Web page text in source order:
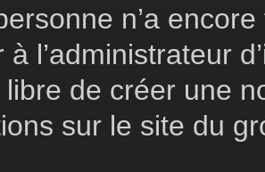
n’a
à l’administrateur
de créer une
sur le site du